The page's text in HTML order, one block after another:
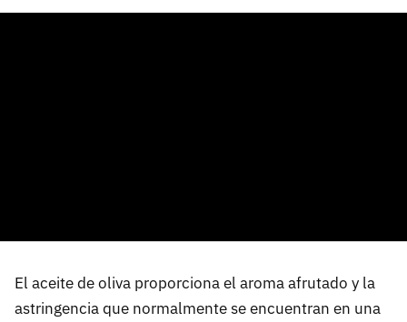
El aceite de oliva proporciona el aroma afrutado y la
astringencia que normalmente se encuentran en una